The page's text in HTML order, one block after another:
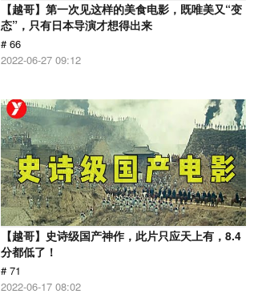
【越哥】第一次见这样的美食电影，既唯美又“变
态”，只有日本导演才想得出来
# 66
2022-06-27 09:12
【越哥】史诗级国产神作，此片只应天上有，8.4
分都低了！
# 71
2022-06-17 08:02